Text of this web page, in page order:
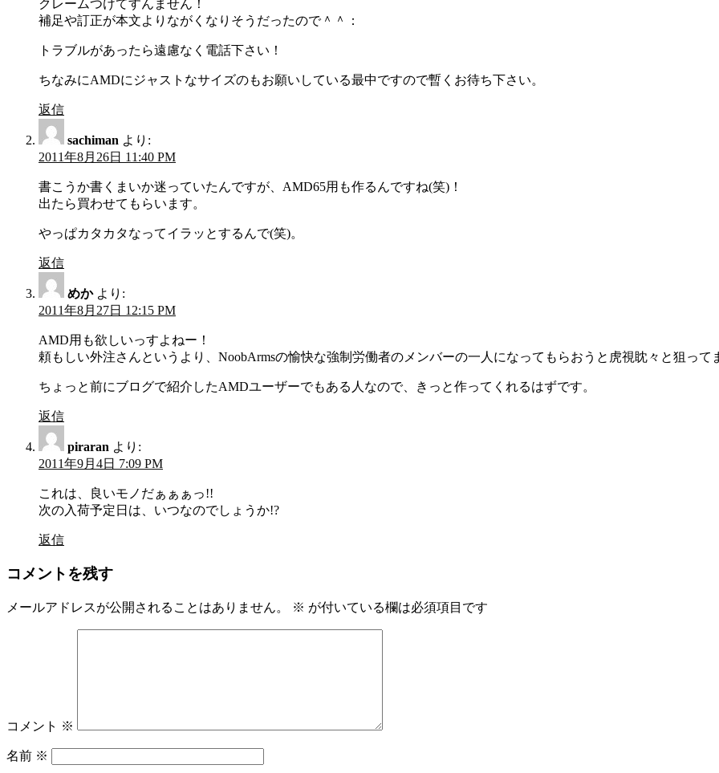
クレームつけてすんません！
補足や訂正が本文よりながくなりそうだったので＾＾：
トラブルがあったら遠慮なく電話下さい！
ちなみにAMDにジャストなサイズのもお願いしている最中ですので暫くお待ち下さい。
返信
sachiman より:
2011年8月26日 11:40 PM
書こうか書くまいか迷っていたんですが、AMD65用も作るんですね(笑)！
出たら買わせてもらいます。
やっぱカタカタなってイラッとするんで(笑)。
返信
めか より:
2011年8月27日 12:15 PM
AMD用も欲しいっすよねー！
頼もしい外注さんというより、NoobArmsの愉快な強制労働者のメンバーの一人になってもらおうと虎視眈々と狙って
ちょっと前にブログで紹介したAMDユーザーでもある人なので、きっと作ってくれるはずです。
返信
piraran より:
2011年9月4日 7:09 PM
これは、良いモノだぁぁぁっ!!
次の入荷予定日は、いつなのでしょうか!?
返信
コメントを残す
メールアドレスが公開されることはありません。 ※ が付いている欄は必須項目です
コメント ※
名前 ※